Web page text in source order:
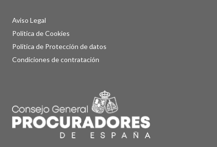
Aviso Legal
Política de Cookies
Política de Protección de datos
Condiciones de contratación